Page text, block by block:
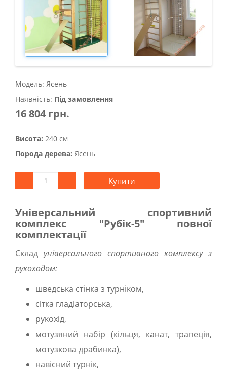
Модель: Ясень
Наявність: Під замовлення
16 804 грн.
Висота: 240 см
Порода дерева: Ясень
Купити
Універсальний спортивний
комплекс "Рубік-5" повної
комплектації
Склад універсального спортивного комплексу з
рукоходом:
шведська стінка з турніком,
сітка гладіаторська,
рукохід,
мотузяний набір (кільця, канат, трапеція,
мотузкова драбинка),
навісний турнік,